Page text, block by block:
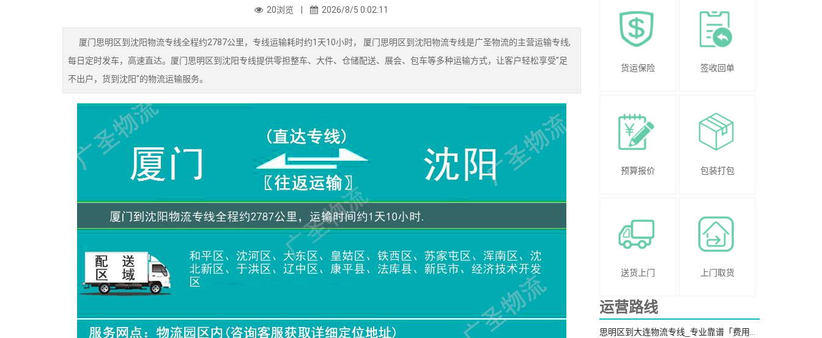
20浏览 | 2026/8/5 0:02:11
厦门思明区到沈阳物流专线全程约2787公里，专线运输耗时约1天10小时， 厦门思明区到沈阳物流专线是广圣物流的主营运输专线,
每日定时发车，高速直达。厦门思明区到沈阳专线提供零担整车、大件、仓储配送、展会、包车等多种运输方式，让客户轻松享受"足
不出户，货到沈阳"的物流运输服务。
货运保险 签收回单
预算报价 包装打包
送货上门 上门取货
运营路线
思明区到大连物流专线_专业靠谱「费用多少」